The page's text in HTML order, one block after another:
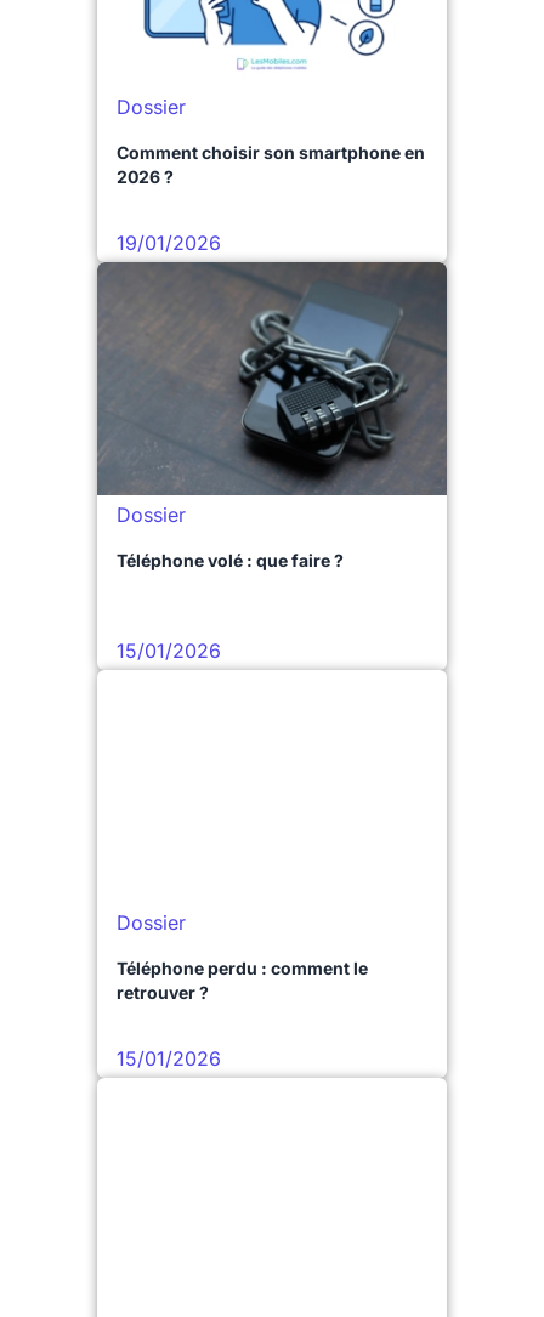
Dossier
Comment choisir son smartphone en
2026 ?
19/01/2026
Dossier
Téléphone volé : que faire ?
15/01/2026
Dossier
Téléphone perdu : comment le
retrouver ?
15/01/2026